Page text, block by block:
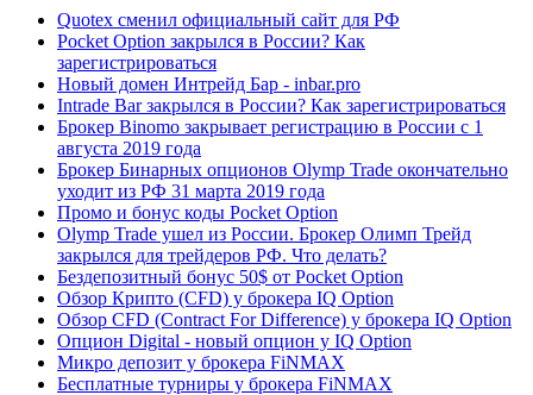
Quotex сменил официальный сайт для РФ
Pocket Option закрылся в России? Как
зарегистрироваться
Новый домен Интрейд Бар - inbar.pro
Intrade Bar закрылся в России? Как зарегистрироваться
Брокер Binomo закрывает регистрацию в России с 1
августа 2019 года
Брокер Бинарных опционов Olymp Trade окончательно
уходит из РФ 31 марта 2019 года
Промо и бонус коды Pocket Option
Olymp Trade ушел из России. Брокер Олимп Трейд
закрылся для трейдеров РФ. Что делать?
Бездепозитный бонус 50$ от Pocket Option
Обзор Крипто (CFD) у брокера IQ Option
Обзор CFD (Contract For Difference) у брокера IQ Option
Опцион Digital - новый опцион у IQ Option
Микро депозит у брокера FiNMAX
Бесплатные турниры у брокера FiNMAX